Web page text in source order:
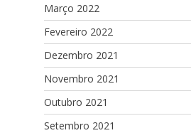
Março 2022
Fevereiro 2022
Dezembro 2021
Novembro 2021
Outubro 2021
Setembro 2021